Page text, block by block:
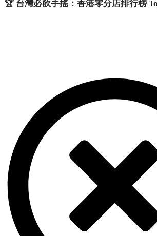
🏆 台灣必飲手搖：香港零分店排行榜